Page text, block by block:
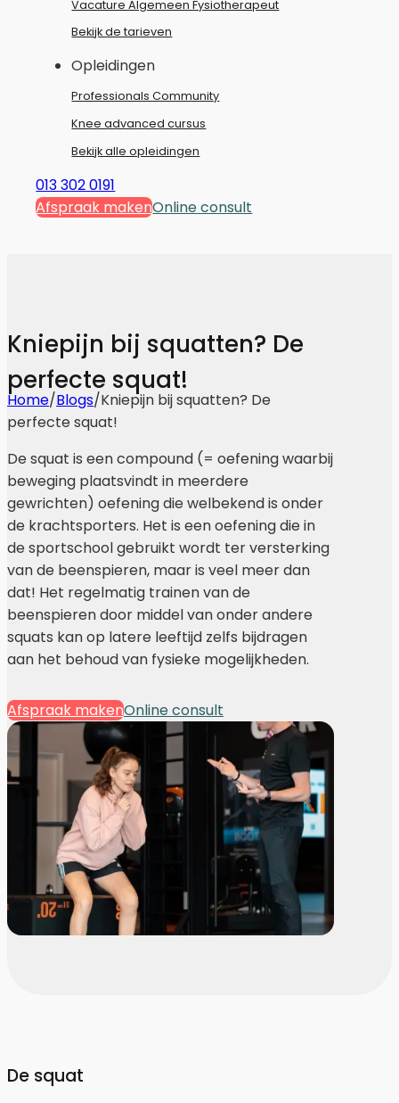
Vacature Algemeen Fysiotherapeut
Bekijk de tarieven
Opleidingen
Professionals Community
Knee advanced cursus
Bekijk alle opleidingen
013 302 0191
Afspraak makenOnline consult
Kniepijn bij squatten? De
perfecte squat!
Home/Blogs/Kniepijn bij squatten? De
perfecte squat!
De squat is een compound (= oefening waarbij
beweging plaatsvindt in meerdere
gewrichten) oefening die welbekend is onder
de krachtsporters. Het is een oefening die in
de sportschool gebruikt wordt ter versterking
van de beenspieren, maar is veel meer dan
dat! Het regelmatig trainen van de
beenspieren door middel van onder andere
squats kan op latere leeftijd zelfs bijdragen
aan het behoud van fysieke mogelijkheden.
Afspraak makenOnline consult
De squat